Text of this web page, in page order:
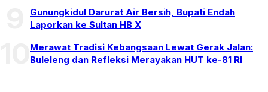
Gunungkidul Darurat Air Bersih, Bupati Endah
Laporkan ke Sultan HB X
Merawat Tradisi Kebangsaan Lewat Gerak Jalan:
Buleleng dan Refleksi Merayakan HUT ke-81 RI